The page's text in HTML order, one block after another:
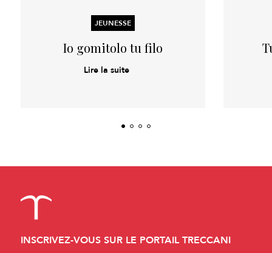
JEUNESSE
Io gomitolo tu filo
Lire la suite
INSCRIVEZ-VOUS SUR LE PORTAIL TRECCANI